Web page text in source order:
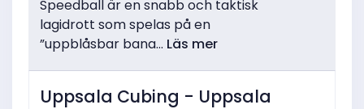
Speedball är en snabb och taktisk
lagidrott som spelas på en
”uppblåsbar bana... Läs mer
Uppsala Cubing - Uppsala